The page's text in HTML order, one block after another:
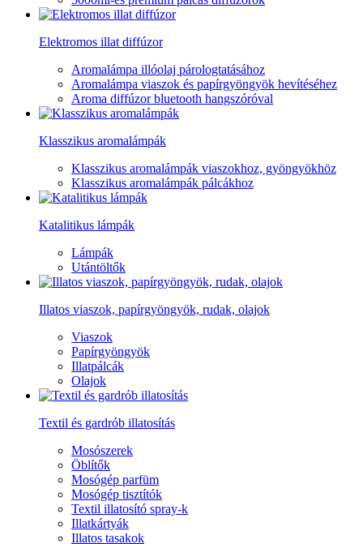
Elektromos illat diffúzor
Aromalámpa illóolaj párologtatásához
Aromalámpa viaszok és papírgyöngyök hevítéséhez
Aroma diffúzor bluetooth hangszóróval
Klasszikus aromalámpák
Klasszikus aromalámpák viaszokhoz, gyöngyökhöz
Klasszikus aromalámpák pálcákhoz
Katalitikus lámpák
Lámpák
Utántöltők
Illatos viaszok, papírgyöngyök, rudak, olajok
Viaszok
Papírgyöngyök
Illatpálcák
Olajok
Textil és gardrób illatosítás
Mosószerek
Öblítők
Mosógép parfüm
Mosógép tisztítók
Textil illatosító spray-k
Illatkártyák
Illatos tasakok